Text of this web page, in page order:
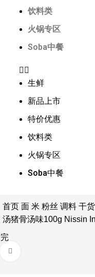
饮料类
火锅专区
Soba中餐
生鲜
新品上市
特价优惠
饮料类
火锅专区
Soba中餐
首页 面 米 粉丝 调料 干货
汤猪骨汤味100g Nissin